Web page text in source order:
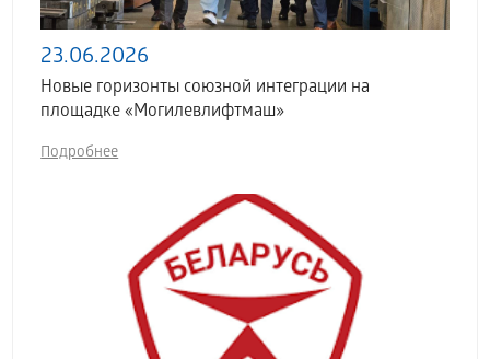
23.06.2026
Новые горизонты союзной интеграции на
площадке «Могилевлифтмаш»
Подробнее